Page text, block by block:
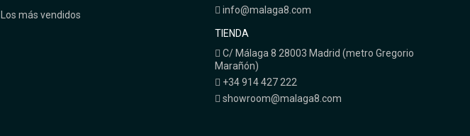
Los más vendidos
info@malaga8.com
TIENDA
C/ Málaga 8 28003 Madrid (metro Gregorio
Marañón)
+34 914 427 222
showroom@malaga8.com